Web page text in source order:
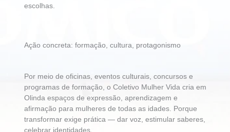
escolhas.
Ação concreta: formação, cultura, protagonismo
Por meio de oficinas, eventos culturais, concursos e
programas de formação, o Coletivo Mulher Vida cria em
Olinda espaços de expressão, aprendizagem e
afirmação para mulheres de todas as idades. Porque
transformar exige prática — dar voz, estimular saberes,
celebrar identidades.